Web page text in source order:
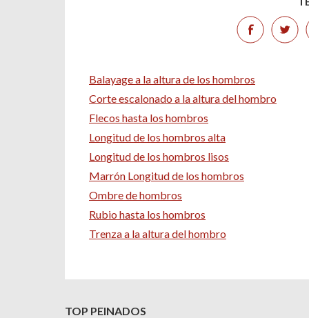
Balayage a la altura de los hombros
Corte escalonado a la altura del hombro
Flecos hasta los hombros
Longitud de los hombros alta
Longitud de los hombros lisos
Marrón Longitud de los hombros
Ombre de hombros
Rubio hasta los hombros
Trenza a la altura del hombro
TOP PEINADOS